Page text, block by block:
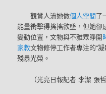
觀賞人流她做個人空間了
能量衝擊得搖搖欲墜，但她
變動位置，文物與不雅眾睜開
家教文物修停工作者專注的“
殘暴光榮。
（光亮日報記者 李潔 張